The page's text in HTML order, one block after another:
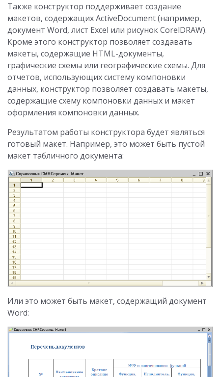
Также конструктор поддерживает создание
макетов, содержащих ActiveDocument (например,
документ Word, лист Excel или рисунок CorelDRAW).
Кроме этого конструктор позволяет создавать
макеты, содержащие HTML-документы,
графические схемы или географические схемы. Для
отчетов, использующих систему компоновки
данных, конструктор позволяет создавать макеты,
содержащие схему компоновки данных и макет
оформления компоновки данных.
Результатом работы конструктора будет являться
готовый макет. Например, это может быть пустой
макет табличного документа:
Или это может быть макет, содержащий документ
Word: